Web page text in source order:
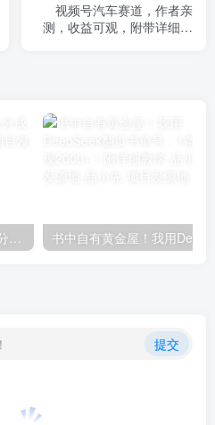
视频号汽车赛道，作者亲
测，收益可观，附带详细剪
明星哲学赛道，狂撸各平台分成计划，轻松日入千元-品小先项目发源地
提交